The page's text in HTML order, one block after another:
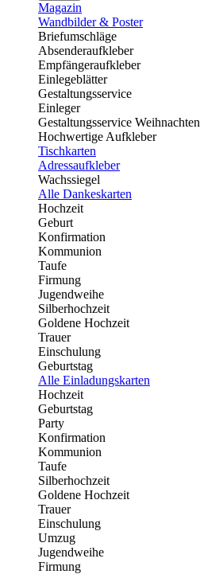
Magazin
Wandbilder & Poster
Briefumschläge
Absenderaufkleber
Empfängeraufkleber
Einlegeblätter
Gestaltungsservice
Einleger
Gestaltungsservice Weihnachten
Hochwertige Aufkleber
Tischkarten
Adressaufkleber
Wachssiegel
Alle Dankeskarten
Hochzeit
Geburt
Konfirmation
Kommunion
Taufe
Firmung
Jugendweihe
Silberhochzeit
Goldene Hochzeit
Trauer
Einschulung
Geburtstag
Alle Einladungskarten
Hochzeit
Geburtstag
Party
Konfirmation
Kommunion
Taufe
Silberhochzeit
Goldene Hochzeit
Trauer
Einschulung
Umzug
Jugendweihe
Firmung